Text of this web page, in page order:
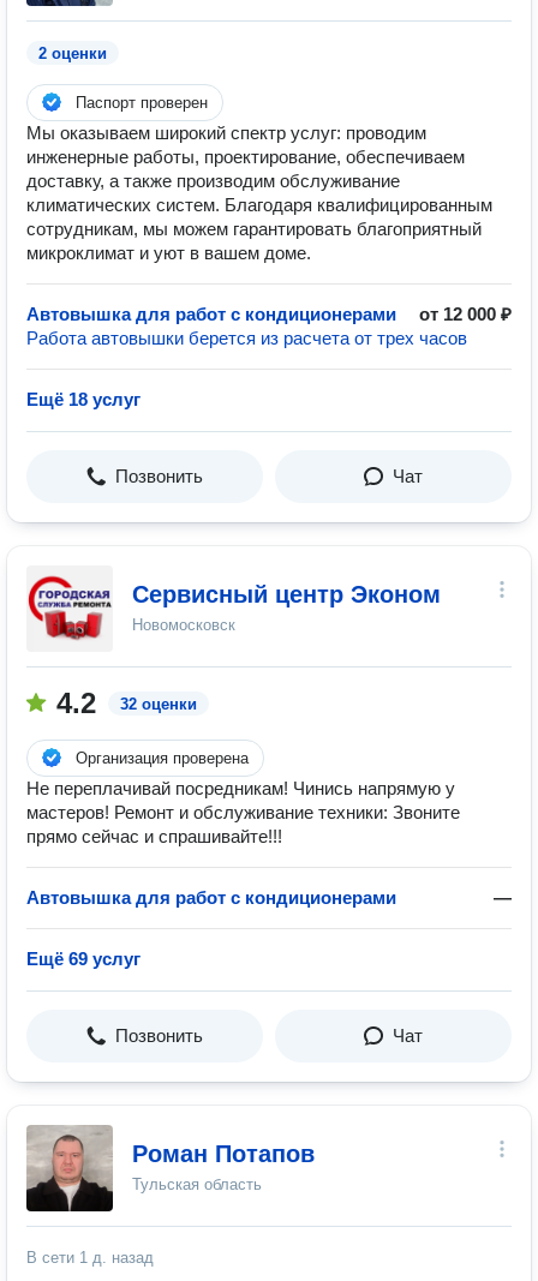
2 оценки
Паспорт проверен
Мы оказываем широкий спектр услуг: проводим
инженерные работы, проектирование, обеспечиваем
доставку, а также производим обслуживание
климатических систем. Благодаря квалифицированным
сотрудникам, мы можем гарантировать благоприятный
микроклимат и уют в вашем доме.
Автовышка для работ с кондиционерами
от 12 000 ₽
Работа автовышки берется из расчета от трех часов
Ещё 18 услуг
Позвонить Чат
Сервисный центр Эконом
Новомосковск
4.2 32 оценки
Организация проверена
Не переплачивай посредникам! Чинись напрямую у
мастеров! Ремонт и обслуживание техники: Звоните
прямо сейчас и спрашивайте!!!
Автовышка для работ с кондиционерами —
Ещё 69 услуг
Позвонить Чат
Роман Потапов
Тульская область
В сети 1 д. назад